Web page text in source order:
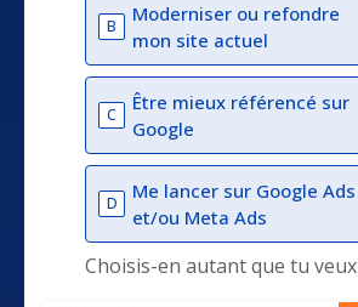
B
Moderniser ou refondre
mon site actuel
C
Être mieux référencé sur
Google
D
Me lancer sur Google Ads
et/ou Meta Ads
Choisis-en autant que tu veux